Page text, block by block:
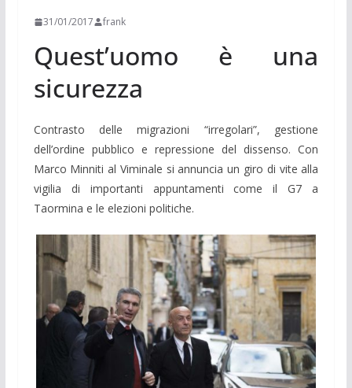
31/01/2017 frank
Quest’uomo è una
sicurezza
Contrasto delle migrazioni “irregolari”, gestione
dell’ordine pubblico e repressione del dissenso. Con
Marco Minniti al Viminale si annuncia un giro di vite alla
vigilia di importanti appuntamenti come il G7 a
Taormina e le elezioni politiche.